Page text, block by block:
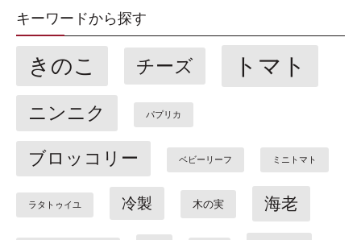
キーワードから探す
きのこ チーズ トマト
ニンニク パプリカ
ブロッコリー ベビーリーフ ミニトマト
ラタトゥイユ 冷製 木の実 海老